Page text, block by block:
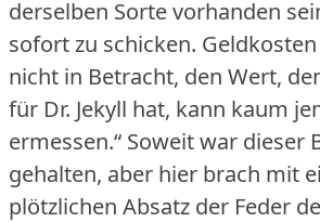
derselben Sorte vorhanden
sofort zu schicken.
nicht in Betracht, den Wert,
für Dr. Jekyll hat, kann kaum
ermessen.“ Soweit war dieser
gehalten, aber hier brach mit
plötzlichen Absatz der Feder